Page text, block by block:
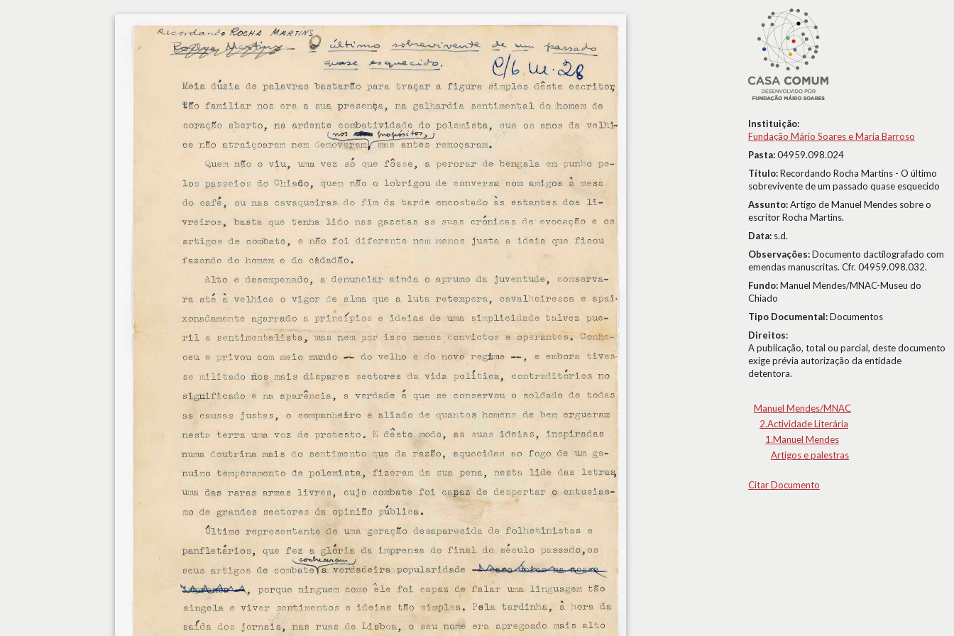
Instituição:
Fundação Mário Soares e Maria Barroso
Pasta:04959.098.024
Título:Recordando Rocha Martins - O último
sobrevivente de um passado quase esquecido
Assunto:Artigo de Manuel Mendes sobre o
escritor Rocha Martins.
Data: s.d.
Observações:Documento dactilografado com
emendas manuscritas. Cfr. 04959.098.032.
Fundo:Manuel Mendes/MNAC-Museu do
Chiado
Tipo Documental:Documentos
Direitos:
A publicação, total ou parcial, deste documento
exige prévia autorização da entidade
detentora.
Manuel Mendes/MNAC
2.Actividade Literária
1.Manuel Mendes
Artigos e palestras
Citar Documento